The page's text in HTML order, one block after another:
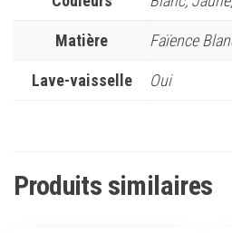
Matière Faïence
Lave-vaisselle Oui
Produits similaires